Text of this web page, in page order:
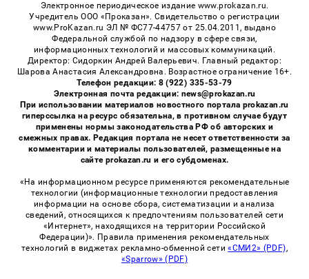
Электронное периодическое издание www.prokazan.ru.
Учредитель ООО «Проказан». Cвидетельство о регистрации
www.ProKazan.ru ЭЛ № ФС77-44757 от 25.04.2011, выдано
Федеральной службой по надзору в сфере связи,
информационных технологий и массовых коммуникаций.
Директор: Сидоркин Андрей Валерьевич. Главный редактор:
Шарова Анастасия Александровна. Возрастное ограничение 16+.
Телефон редакции: 8 (922) 335-53-79
Электронная почта редакции: news@prokazan.ru
При использовании материалов новостного портала prokazan.ru
гиперссылка на ресурс обязательна, в противном случае будут
применены нормы законодательства РФ об авторских и
смежных правах. Редакция портала не несет ответственности за
комментарии и материалы пользователей, размещенные на
сайте prokazan.ru и его субдоменах.
«На информационном ресурсе применяются рекомендательные
технологии (информационные технологии предоставления
информации на основе сбора, систематизации и анализа
сведений, относящихся к предпочтениям пользователей сети
«Интернет», находящихся на территории Российской
Федерации)». Правила применения рекомендательных
технологий в виджетах рекламно-обменной сети«СМИ2» (PDF),
«Sparrow» (PDF)